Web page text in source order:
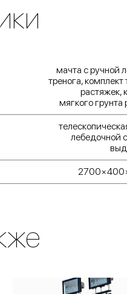
мачта с ручной
тренога, комплект
растяжек,
мягкого грунта
лебедочной